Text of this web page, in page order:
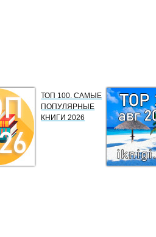
ТОП 100. САМЫЕ
ПОПУЛЯРНЫЕ
КНИГИ 2026